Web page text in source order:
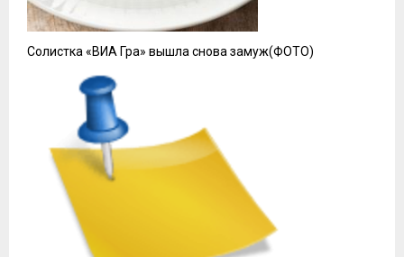
Солистка «ВИА Гра» вышла снова замуж(ФОТО)